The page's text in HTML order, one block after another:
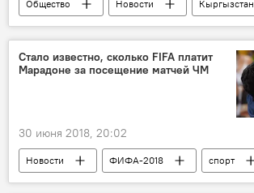
Общество Новости
Кыргызстан
прогноз погоды
ветер
погода в Кыргызстане
Стало известно, сколько FIFA платит
Марадоне за посещение матчей ЧМ
30 июня 2018, 20:02
Новости ФИФА-2018
спорт
В мире
Диего Марадона
FIFA